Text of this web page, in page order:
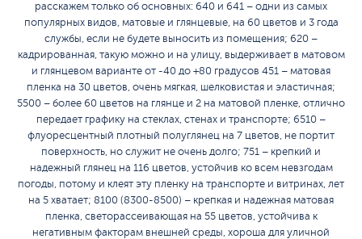
расскажем только об основных: 640 и 641 – одни из самых
популярных видов, матовые и глянцевые, на 60 цветов и 3 года
службы, если не будете выносить из помещения; 620 –
кадрированная, такую можно и на улицу, выдерживает в матовом
и глянцевом варианте от -40 до +80 градусов 451 – матовая
пленка на 30 цветов, очень мягкая, шелковистая и эластичная;
5500 – более 60 цветов на глянце и 2 на матовой пленке, отлично
передает графику на стеклах, стенах и транспорте; 6510 –
флуоресцентный плотный полуглянец на 7 цветов, не портит
поверхность, но служит не очень долго; 751 – крепкий и
надежный глянец на 116 цветов, устойчив ко всем невзгодам
погоды, потому и клеят эту пленку на транспорте и витринах, лет
на 5 хватает; 8100 (8300-8500) – крепкая и надежная матовая
пленка, светорассеивающая на 55 цветов, устойчива к
негативным факторам внешней среды, хороша для уличной